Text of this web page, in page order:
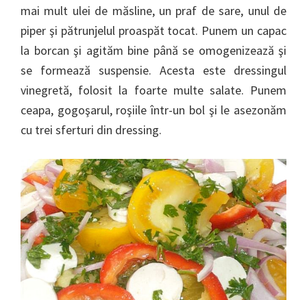
mai mult ulei de măsline, un praf de sare, unul de
piper şi pătrunjelul proaspăt tocat. Punem un capac
la borcan şi agităm bine până se omogenizează şi
se formează suspensie. Acesta este dressingul
vinegretă, folosit la foarte multe salate. Punem
ceapa, gogoşarul, roşiile într-un bol şi le asezonăm
cu trei sferturi din dressing.